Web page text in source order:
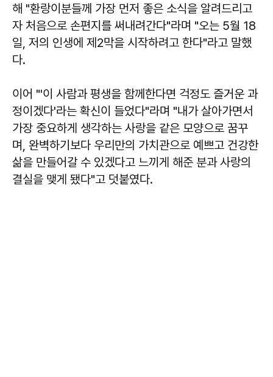
해 "환랑이분들께 가장 먼저 좋은 소식을 알려드리고
자 처음으로 손편지를 써내려간다"라며 "오는 5월 18
일, 저의 인생에 제2막을 시작하려고 한다"라고 말했
다.
이어 "'이 사람과 평생을 함께한다면 걱정도 즐거운 과
정이겠다'라는 확신이 들었다"라며 "내가 살아가면서
가장 중요하게 생각하는 사랑을 같은 모양으로 꿈꾸
며, 완벽하기보다 우리만의 가치관으로 예쁘고 건강한
삶을 만들어갈 수 있겠다고 느끼게 해준 분과 사랑의
결실을 맺게 됐다"고 덧붙였다.